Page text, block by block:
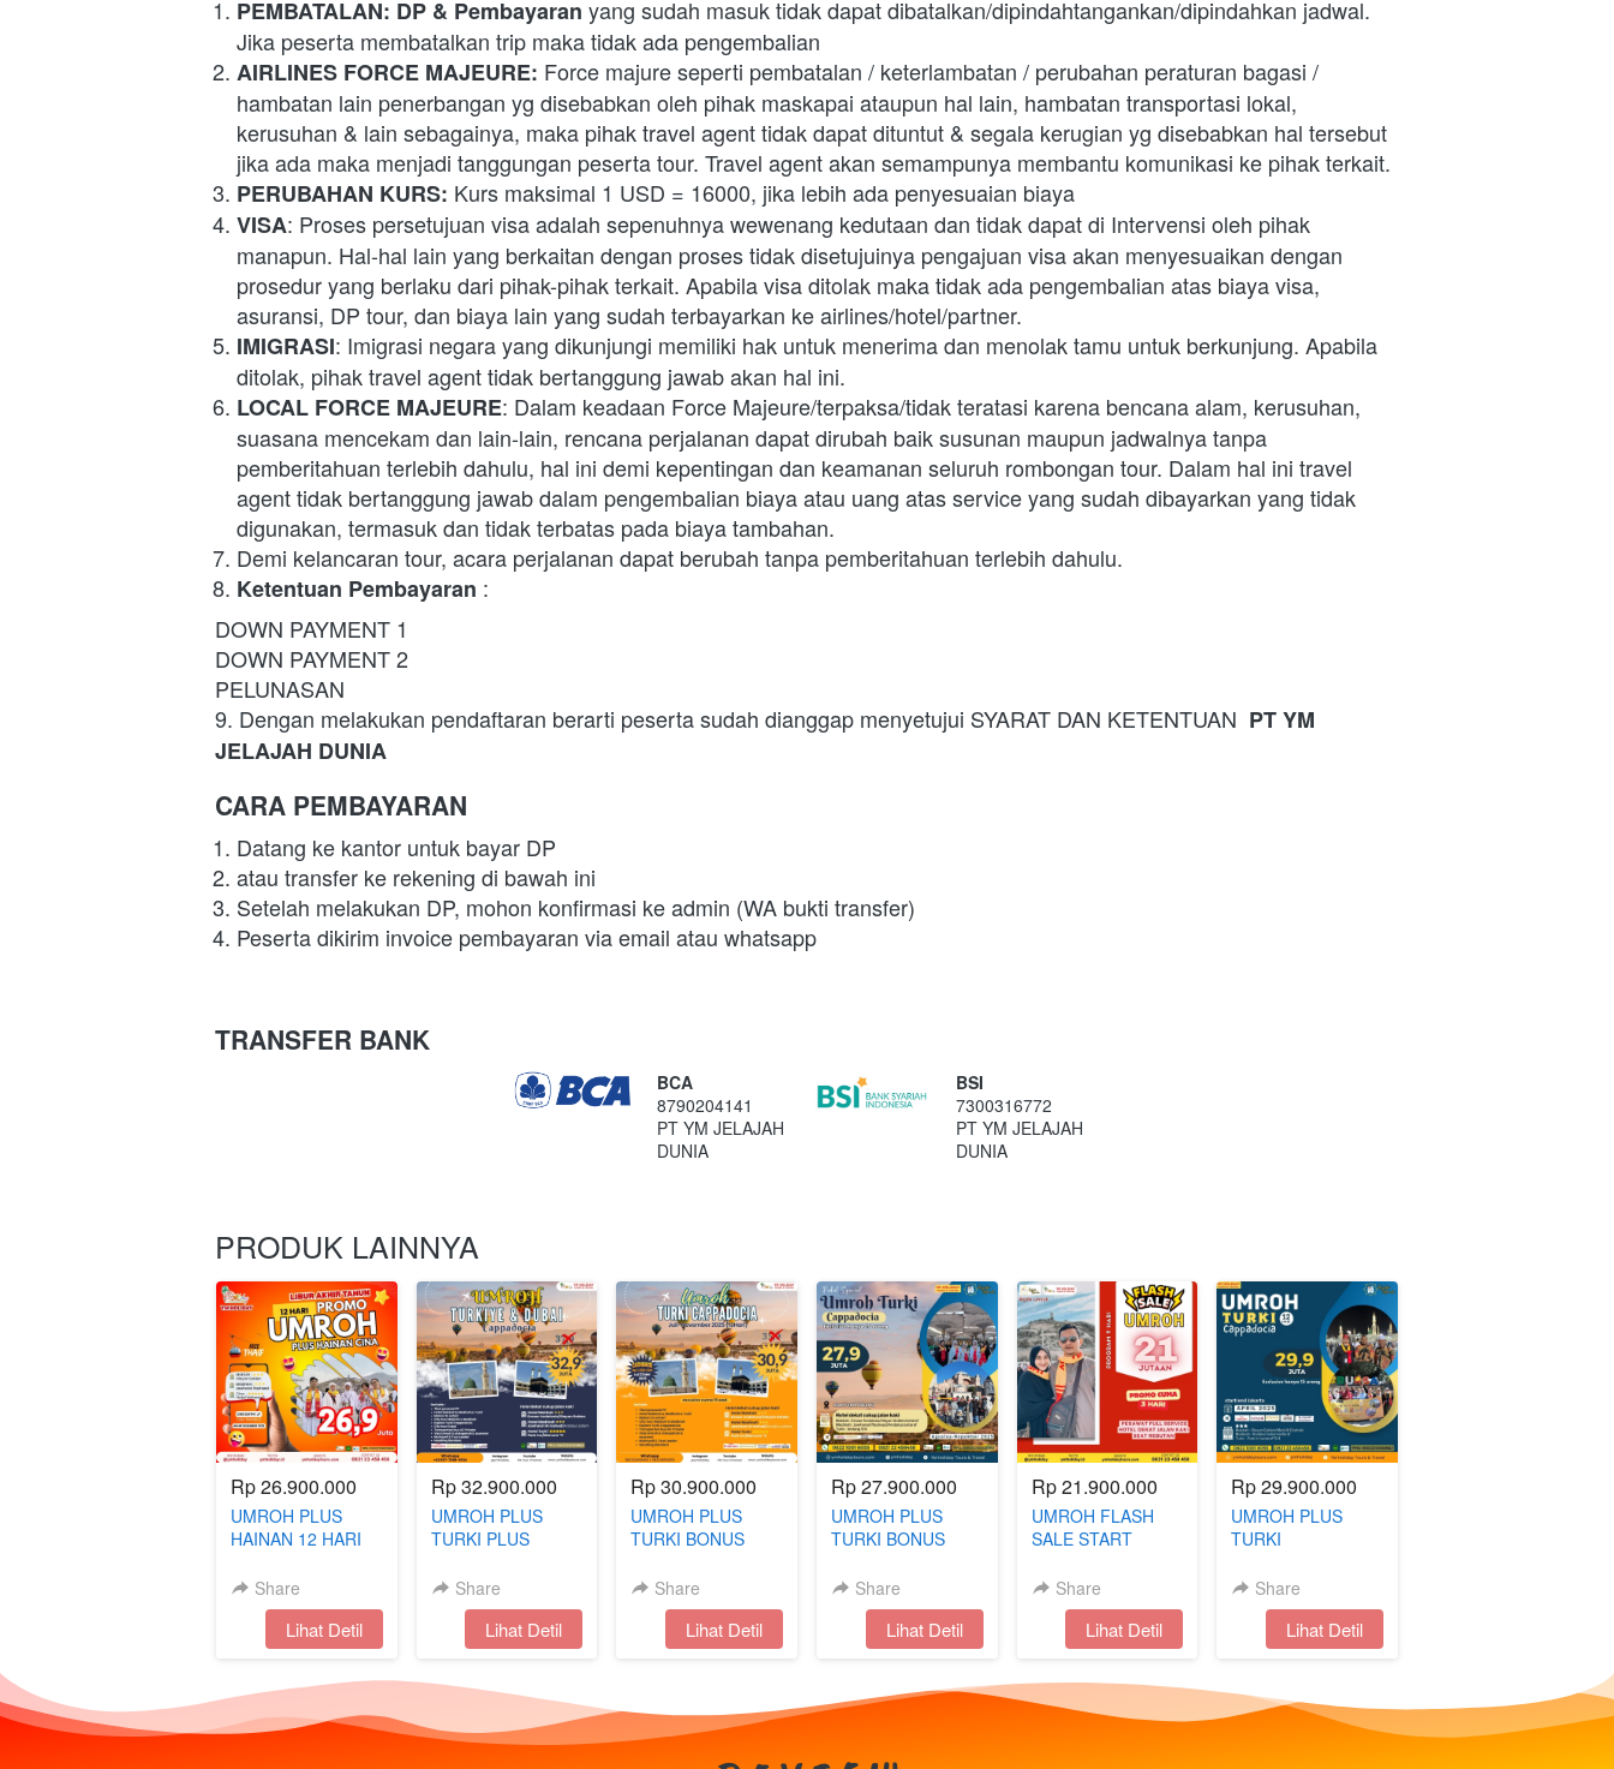
PEMBATALAN: DP & Pembayaran yang sudah masuk tidak dapat dibatalkan/dipindahtangankan/dipindahkan jadwal.
Jika peserta membatalkan trip maka tidak ada pengembalian
AIRLINES FORCE MAJEURE: Force majure seperti pembatalan / keterlambatan / perubahan peraturan bagasi /
hambatan lain penerbangan yg disebabkan oleh pihak maskapai ataupun hal lain, hambatan transportasi lokal,
kerusuhan & lain sebagainya, maka pihak travel agent tidak dapat dituntut & segala kerugian yg disebabkan hal tersebut
jika ada maka menjadi tanggungan peserta tour. Travel agent akan semampunya membantu komunikasi ke pihak terkait.
PERUBAHAN KURS: Kurs maksimal 1 USD = 16000, jika lebih ada penyesuaian biaya
VISA: Proses persetujuan visa adalah sepenuhnya wewenang kedutaan dan tidak dapat di Intervensi oleh pihak
manapun. Hal-hal lain yang berkaitan dengan proses tidak disetujuinya pengajuan visa akan menyesuaikan dengan
prosedur yang berlaku dari pihak-pihak terkait. Apabila visa ditolak maka tidak ada pengembalian atas biaya visa,
asuransi, DP tour, dan biaya lain yang sudah terbayarkan ke airlines/hotel/partner.
IMIGRASI: Imigrasi negara yang dikunjungi memiliki hak untuk menerima dan menolak tamu untuk berkunjung. Apabila
ditolak, pihak travel agent tidak bertanggung jawab akan hal ini.
LOCAL FORCE MAJEURE: Dalam keadaan Force Majeure/terpaksa/tidak teratasi karena bencana alam, kerusuhan,
suasana mencekam dan lain-lain, rencana perjalanan dapat dirubah baik susunan maupun jadwalnya tanpa
pemberitahuan terlebih dahulu, hal ini demi kepentingan dan keamanan seluruh rombongan tour. Dalam hal ini travel
agent tidak bertanggung jawab dalam pengembalian biaya atau uang atas service yang sudah dibayarkan yang tidak
digunakan, termasuk dan tidak terbatas pada biaya tambahan.
Demi kelancaran tour, acara perjalanan dapat berubah tanpa pemberitahuan terlebih dahulu.
Ketentuan Pembayaran :
DOWN PAYMENT 1
DOWN PAYMENT 2
PELUNASAN
9. Dengan melakukan pendaftaran berarti peserta sudah dianggap menyetujui SYARAT DAN KETENTUAN PT YM
JELAJAH DUNIA
CARA PEMBAYARAN
Datang ke kantor untuk bayar DP
atau transfer ke rekening di bawah ini
Setelah melakukan DP, mohon konfirmasi ke admin (WA bukti transfer)
Peserta dikirim invoice pembayaran via email atau whatsapp
TRANSFER BANK
BCA
8790204141
PT YM JELAJAH
DUNIA
BSI
7300316772
PT YM JELAJAH
DUNIA
PRODUK LAINNYA
Rp 26.900.000
UMROH PLUS
HAINAN 12 HARI
Share
`Lihat Detil
Rp 32.900.000
UMROH PLUS
TURKI PLUS
CAPPADOCIA
Share
`Lihat Detil
Rp 30.900.000
UMROH PLUS
TURKI BONUS
HARI | JULI -
NOVEMBER
Share
`Lihat Detil
Rp 27.900.000
UMROH PLUS
TURKI BONUS
HARI | AGUSTUS -
NOVEMBER
Share
`Lihat Detil
Rp 21.900.000
UMROH FLASH
SALE START
Share
`Lihat Detil
Rp 29.900.000
UMROH PLUS
TURKI
HARI | APRIL 2025
Share
`Lihat Detil